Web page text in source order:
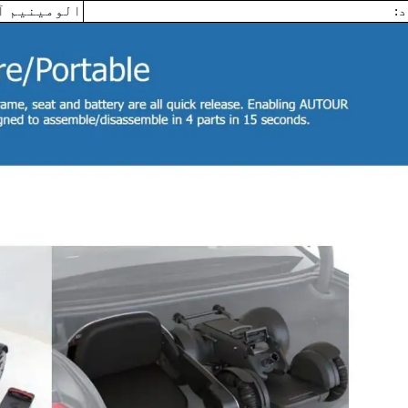
الومینیم